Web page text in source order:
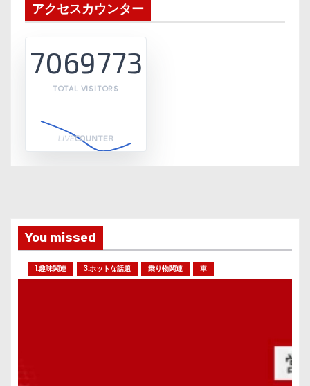
アクセスカウンター
7069773
TOTAL VISITORS
You missed
1.趣味関連 3.ホットな話題 乗り物関連 車